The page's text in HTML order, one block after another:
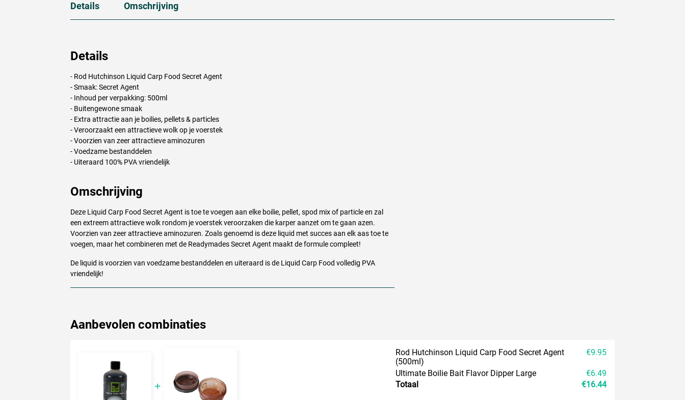
Details Omschrijving
Details
- Rod Hutchinson Liquid Carp Food Secret Agent
- Smaak: Secret Agent
- Inhoud per verpakking: 500ml
- Buitengewone smaak
- Extra attractie aan je boilies, pellets & particles
- Veroorzaakt een attractieve wolk op je voerstek
- Voorzien van zeer attractieve aminozuren
- Voedzame bestanddelen
- Uiteraard 100% PVAvriendelijk
Omschrijving
Deze Liquid Carp Food Secret Agent is toe te voegen aan elke boilie, pellet, spod mix of particle en zal
een extreem attractieve wolk rondom je voerstek veroorzaken die karper aanzet om te gaan azen.
Voorzien van zeer attractieve aminozuren. Zoals genoemd is deze liquid met succes aan elk aas toe te
voegen, maar het combineren met de Readymades Secret Agent maakt de formule compleet!
De liquid is voorzien van voedzame bestanddelen en uiteraard is de Liquid Carp Food volledig PVA
vriendelijk!
Aanbevolen combinaties
Rod Hutchinson Liquid Carp Food Secret Agent
(500ml)
€9.95
Ultimate Boilie Bait Flavor Dipper Large
€6.49
Totaal
€16.44